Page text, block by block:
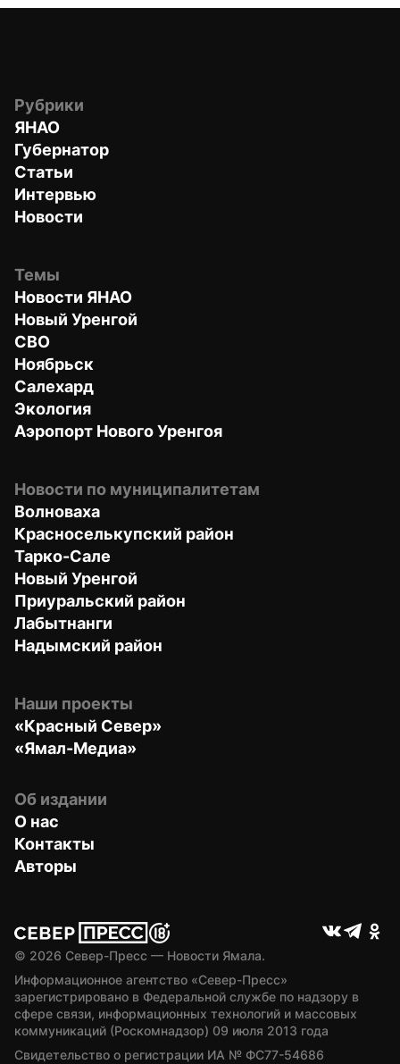
Рубрики
ЯНАО
Губернатор
Статьи
Интервью
Новости
Темы
Новости ЯНАО
Новый Уренгой
СВО
Ноябрьск
Салехард
Экология
Аэропорт Нового Уренгоя
Новости по муниципалитетам
Волноваха
Красноселькупский район
Тарко-Сале
Новый Уренгой
Приуральский район
Лабытнанги
Надымский район
Наши проекты
«Красный Север»
«Ямал-Медиа»
Об издании
О нас
Контакты
Авторы
© 2026 Север-Пресс — Новости Ямала.
Информационное агентство «Север-Пресс»
зарегистрировано в Федеральной службе по надзору в
сфере связи, информационных технологий и массовых
коммуникаций (Роскомнадзор) 09 июля 2013 года
Свидетельство о регистрации ИА № ФС77-54686